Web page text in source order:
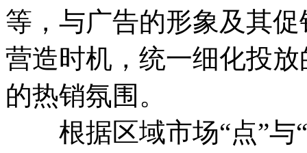
等，与广告的形象及其
营造时机，统一细化投
的热销氛围。
根据区域市场“点”与“